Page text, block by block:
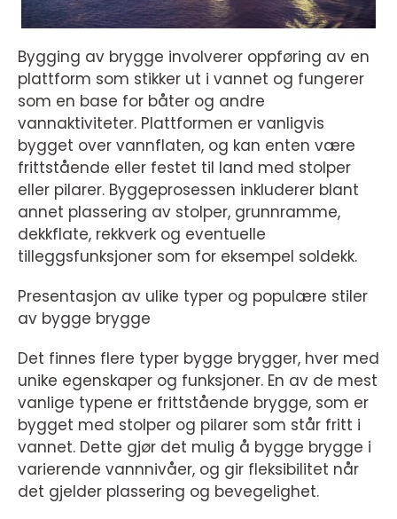
Bygging av brygge involverer oppføring av en
plattform som stikker ut i vannet og fungerer
som en base for båter og andre
vannaktiviteter. Plattformen er vanligvis
bygget over vannflaten, og kan enten være
frittstående eller festet til land med stolper
eller pilarer. Byggeprosessen inkluderer blant
annet plassering av stolper, grunnramme,
dekkflate, rekkverk og eventuelle
tilleggsfunksjoner som for eksempel soldekk.
Presentasjon av ulike typer og populære stiler
av bygge brygge
Det finnes flere typer bygge brygger, hver med
unike egenskaper og funksjoner. En av de mest
vanlige typene er frittstående brygge, som er
bygget med stolper og pilarer som står fritt i
vannet. Dette gjør det mulig å bygge brygge i
varierende vannnivåer, og gir fleksibilitet når
det gjelder plassering og bevegelighet.